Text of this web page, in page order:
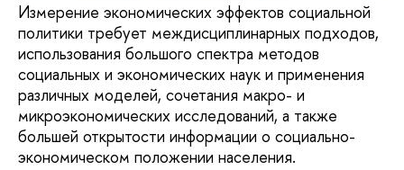
Измерение экономических эффектов социальной
политики требует междисциплинарных подходов,
использования большого спектра методов
социальных и экономических наук и применения
различных моделей, сочетания макро- и
микроэкономических исследований, а также
большей открытости информации о социально-
экономическом положении населения.